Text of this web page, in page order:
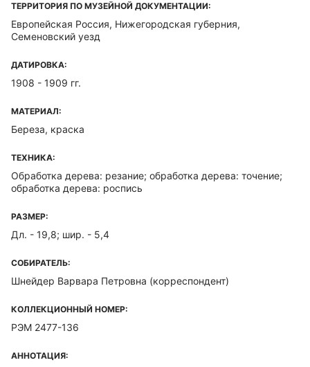
ТЕРРИТОРИЯ ПО МУЗЕЙНОЙ ДОКУМЕНТАЦИИ:
Европейская Россия, Нижегородская губерния,
Семеновский уезд
ДАТИРОВКА:
1908 - 1909 гг.
МАТЕРИАЛ:
Береза, краска
ТЕХНИКА:
Обработка дерева: резание; обработка дерева: точение;
обработка дерева: роспись
РАЗМЕР:
Дл. - 19,8; шир. - 5,4
СОБИРАТЕЛЬ:
Шнейдер Варвара Петровна (корреспондент)
КОЛЛЕКЦИОННЫЙ НОМЕР:
РЭМ 2477-136
АННОТАЦИЯ: